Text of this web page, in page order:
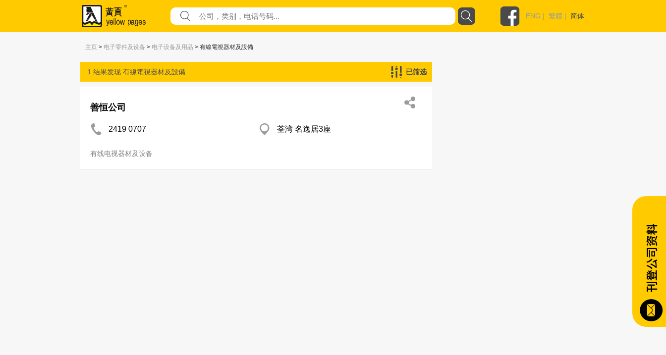
ENG | 繁體 | 简体
主页 > 电子零件及设备 > 电子设备及用品 > 有線電視器材及設備
1 结果发现 有線電視器材及設備 已筛选
善恒公司
2419 0707 荃湾 名逸居3座
有线电视器材及设备